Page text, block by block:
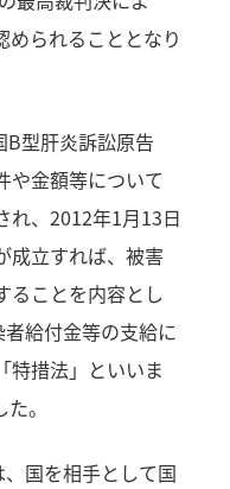
められることとなり
型肝炎訴訟原告
や金額等について
れ、2012年1月13日
成立すれば、被害
ることを内容とし
給付金等の支給に
特措法」といいま
。
国を相手として国